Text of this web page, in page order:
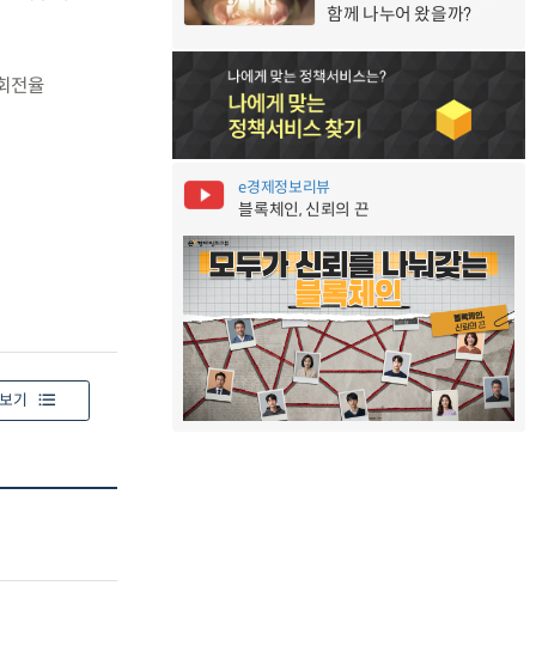
전율
기
함께 나누어 왔을까?
e경제정보리뷰
블록체인, 신뢰의 끈